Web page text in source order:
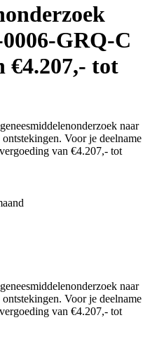
GRQ-C
€4.207,- tot
naar
Voor je deelname
van €4.207,- tot
naar
. Voor je deelname
van €4.207,- tot